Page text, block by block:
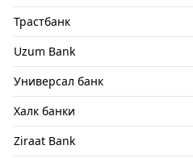
Трастбанк
Uzum Bank
Универсал банк
Халк банки
Ziraat Bank